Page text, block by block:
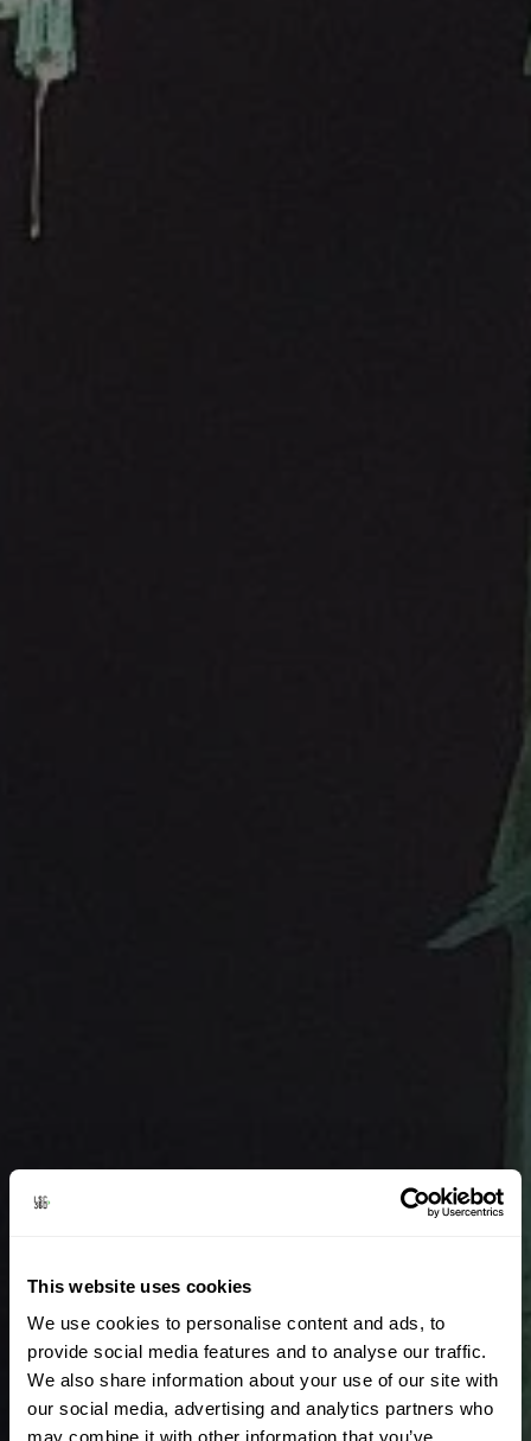
This website uses cookies
We use cookies to personalise content and ads, to
provide social media features and to analyse our traffic.
We also share information about your use of our site with
our social media, advertising and analytics partners who
may combine it with other information that you’ve